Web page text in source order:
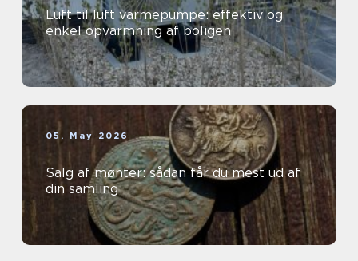
Luft til luft varmepumpe: effektiv og
enkel opvarmning af boligen
05. May 2026
Salg af mønter: sådan får du mest ud af
din samling